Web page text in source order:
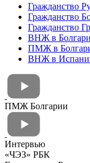
Гражданство
Гражданство
Гражданство
ВНЖ в
ПМЖ в
ВНЖ в
ПМЖ Болгарии
Интервью
«ЧЭЗ» РБК